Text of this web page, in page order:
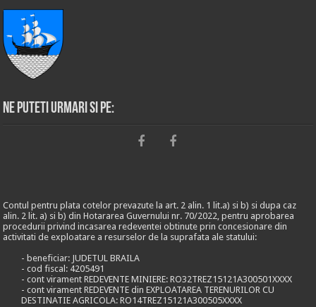
Ne puteti urmari si pe:
Contul pentru plata cotelor prevazute la art. 2 alin. 1 lit.a) si b) si dupa caz
alin. 2 lit. a) si b) din Hotararea Guvernului nr. 70/2022, pentru aprobarea
procedurii privind incasarea redeventei obtinute prin concesionare din
activitati de exploatare a resurselor de la suprafata ale statului:
- beneficiar: JUDETUL BRAILA
- cod fiscal: 4205491
- cont virament REDEVENTE MINIERE: RO32TREZ15121A300501XXXX
- cont virament REDEVENTE din EXPLOATAREA TERENURILOR CU
DESTINATIE AGRICOLA: RO14TREZ15121A300505XXXX